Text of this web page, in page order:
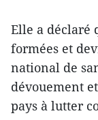
Elle a déclaré
formées et
national de
dévouement
pays à lutter